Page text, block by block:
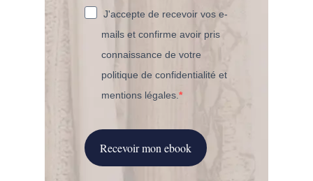
J'accepte de recevoir vos e-
mails et confirme avoir pris
connaissance de votre
politique de confidentialité et
mentions légales.
Recevoir mon ebook